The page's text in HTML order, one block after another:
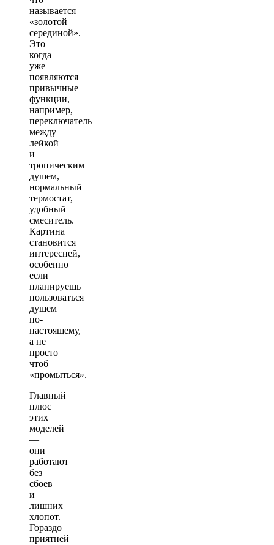
называется
«золотой
серединой».
Это
когда
уже
появляются
привычные
функции,
например,
переключатель
между
лейкой
и
тропическим
душем,
нормальный
термостат,
удобный
смеситель.
Картина
становится
интересней,
особенно
если
планируешь
пользоваться
душем
по-
настоящему,
а не
просто
чтоб
«промыться».
Главный
плюс
этих
моделей
—
они
работают
без
сбоев
и
лишних
хлопот.
Гораздо
приятней